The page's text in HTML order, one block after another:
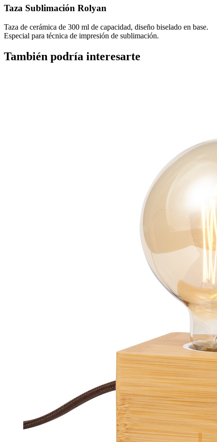
Taza Sublimación Rolyan
Taza de cerámica de 300 ml de capacidad, diseño biselado en base.
Especial para técnica de impresión de sublimación.
También podría interesarte